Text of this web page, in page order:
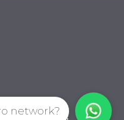
network?